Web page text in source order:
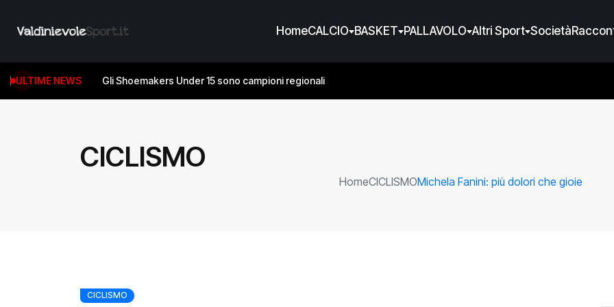
HomeCALCIO BASKET PALLAVOLO Altri Sport Società
ULTIME NEWS Gli Shoemakers Under 15 sono campioni regionali
CICLISMO
HomeCICLISMOMichela Fanini: più dolori che gioie
CICLISMO